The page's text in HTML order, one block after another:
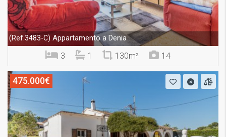
(Ref.3483-C) Appartamento a Denia
3 1 130m² 14
475.000€